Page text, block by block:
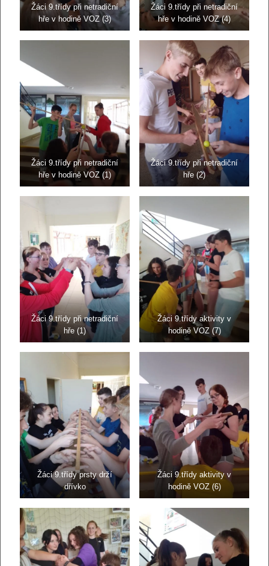
Žáci 9.třídy při netradiční
hře v hodině VOZ (3)
Žáci 9.třídy při netradiční
hře v hodině VOZ (4)
Žáci 9.třídy při netradiční
hře v hodině VOZ (1)
Žáci 9.třídy při netradiční
hře (2)
Žáci 9.třídy při netradiční
hře (1)
Žáci 9.třídy aktivity v
hodině VOZ (7)
Žáci 9.třídy prsty drží
dřívko
Žáci 9.třídy aktivity v
hodině VOZ (6)